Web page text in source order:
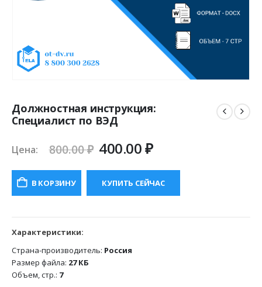
Должностная инструкция:
Специалист по ВЭД
Цена: 800.00₽ Первоначальная
составляла
800.00 ₽.
400.00₽Текущая
400.00 ₽.
В КОРЗИНУ КУПИТЬ СЕЙЧАС
Характеристики:
Страна-производитель: Россия
Размер файла: 27 КБ
Объем, стр.: 7